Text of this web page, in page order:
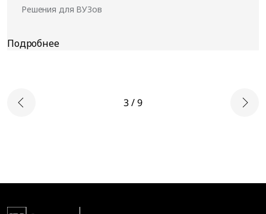
Решения для ВУЗов
3 / 9